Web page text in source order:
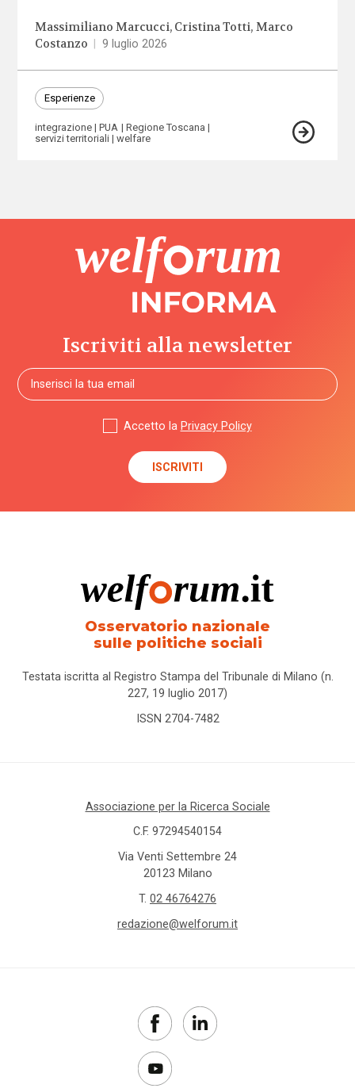
Massimiliano Marcucci Cristina Totti Marco
Costanzo
9 luglio 2026
Esperienze
integrazione PUA
Regione Toscana
servizi territoriali
welfare
Iscriviti alla newsletter
Accetto la Privacy Policy
Osservatorio nazionale
sulle politiche sociali
Testata iscritta al Registro Stampa del Tribunale di Milano (n.
227, 19 luglio 2017)
ISSN 2704-7482
Associazione per la Ricerca Sociale
C.F. 97294540154
Via Venti Settembre 24
20123 Milano
T. 02 46764276
redazione@welforum.it